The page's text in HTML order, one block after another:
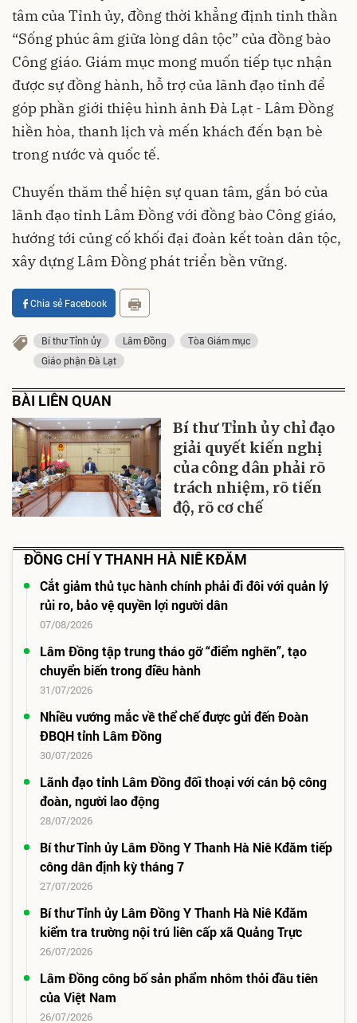
tâm của Tỉnh ủy, đồng thời khẳng định tinh thần
“Sống phúc âm giữa lòng dân tộc” của đồng bào
Công giáo. Giám mục mong muốn tiếp tục nhận
được sự đồng hành, hỗ trợ của lãnh đạo tỉnh để
góp phần giới thiệu hình ảnh Đà Lạt - Lâm Đồng
hiền hòa, thanh lịch và mến khách đến bạn bè
trong nước và quốc tế.
Chuyến thăm thể hiện sự quan tâm, gắn bó của
lãnh đạo tỉnh Lâm Đồng với đồng bào Công giáo,
hướng tới củng cố khối đại đoàn kết toàn dân tộc,
xây dựng Lâm Đồng phát triển bền vững.
Chia sẻ Facebook
Bí thư Tỉnh ủy Lâm Đồng
Tòa Giám mục
Giáo phận Đà Lạt
BÀI LIÊN QUAN
Bí thư Tỉnh ủy chỉ đạo
giải quyết kiến nghị
của công dân phải rõ
trách nhiệm, rõ tiến
độ, rõ cơ chế
ĐỒNG CHÍ Y THANH HÀ NIÊ KĐĂM
Cắt giảm thủ tục hành chính phải đi đôi với quản lý
rủi ro, bảo vệ quyền lợi người dân
07/08/2026
Lâm Đồng tập trung tháo gỡ “điểm nghẽn”, tạo
chuyển biến trong điều hành
31/07/2026
Nhiều vướng mắc về thể chế được gửi đến Đoàn
ĐBQH tỉnh Lâm Đồng
30/07/2026
Lãnh đạo tỉnh Lâm Đồng đối thoại với cán bộ công
đoàn, người lao động
28/07/2026
Bí thư Tỉnh ủy Lâm Đồng Y Thanh Hà Niê Kđăm tiếp
công dân định kỳ tháng 7
27/07/2026
Bí thư Tỉnh ủy Lâm Đồng Y Thanh Hà Niê Kđăm
kiểm tra trường nội trú liên cấp xã Quảng Trực
26/07/2026
Lâm Đồng công bố sản phẩm nhôm thỏi đầu tiên
của Việt Nam
26/07/2026